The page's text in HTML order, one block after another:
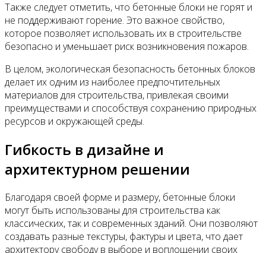
Также следует отметить, что бетонные блоки не горят и
не поддерживают горение. Это важное свойство,
которое позволяет использовать их в строительстве
безопасно и уменьшает риск возникновения пожаров.
В целом, экологическая безопасность бетонных блоков
делает их одним из наиболее предпочтительных
материалов для строительства, привлекая своими
преимуществами и способствуя сохранению природных
ресурсов и окружающей среды.
Гибкость в дизайне и
архитектурном решении
Благодаря своей форме и размеру, бетонные блоки
могут быть использованы для строительства как
классических, так и современных зданий. Они позволяют
создавать разные текстуры, фактуры и цвета, что дает
архитектору свободу в выборе и воплощении своих